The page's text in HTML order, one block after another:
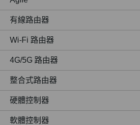
有線路由器
Wi-Fi 路由器
4G/5G 路由器
整合式路由器
硬體控制器
軟體控制器